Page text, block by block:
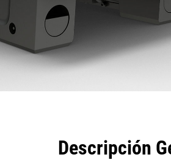
Descripción